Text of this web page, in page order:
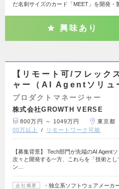
だ名刺サイズのカード「MEET」を開発・
興味あり
【リモート可/フレック
ャー（AI Agentソリュ
プロダクトマネージャー
株式会社GROWTH VERSE
800万円 ～ 1049万円 東京都
00万以上
リモートワーク可能
【募集背景】 Tech部門が先端のAI Agent
次々と開発する一方、これらを「技術とし
ン…
会社概要
・独立系ソフトウェアメーカ